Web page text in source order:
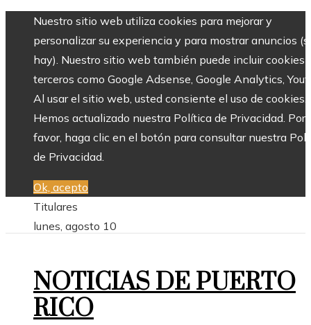
Nuestro sitio web utiliza cookies para mejorar y
personalizar su experiencia y para mostrar anuncios
hay). Nuestro sitio web también puede incluir cookies
terceros como Google Adsense, Google Analytics,
Al usar el sitio web, usted consiente el uso de cookies.
Hemos actualizado nuestra Política de Privacidad. Por
favor, haga clic en el botón para consultar nuestra
de Privacidad.
Ok, acepto
Titulares
lunes, agosto 10
NOTICIAS DE PUERTO
RICO